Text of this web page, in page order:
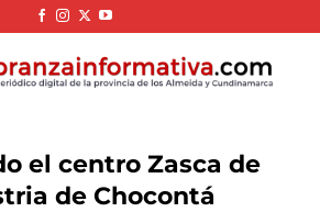
el centro Zasca de
de Chocontá